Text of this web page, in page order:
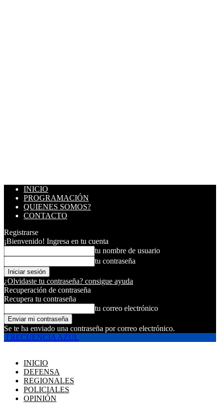
INICIO
PROGRAMACIÓN
QUIENES SOMOS?
CONTACTO
Registrarse
¡Bienvenido! Ingresa en tu cuenta
tu nombre de usuario
tu contraseña
¿Olvidaste tu contraseña? consigue ayuda
Recuperación de contraseña
Recupera tu contraseña
tu correo electrónico
Se te ha enviado una contraseña por correo electrónico.
FRECUENCIA AZUL
INICIO
DEFENSA
REGIONALES
POLICIALES
OPINIÓN